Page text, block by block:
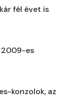
fél évet is
2009-es
konzolok, az